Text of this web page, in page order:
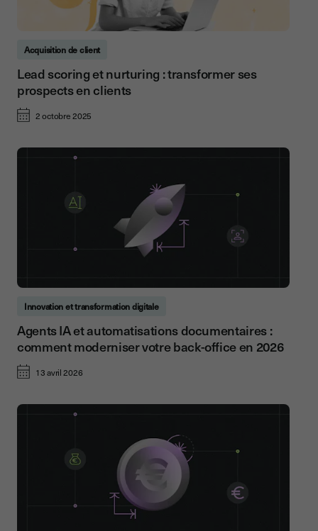
Acquisition de client
Lead scoring et nurturing : transformer ses
prospects en clients
2 octobre 2025
Innovation et transformation digitale
Agents IA et automatisations documentaires :
comment moderniser votre back-office en 2026
13 avril 2026